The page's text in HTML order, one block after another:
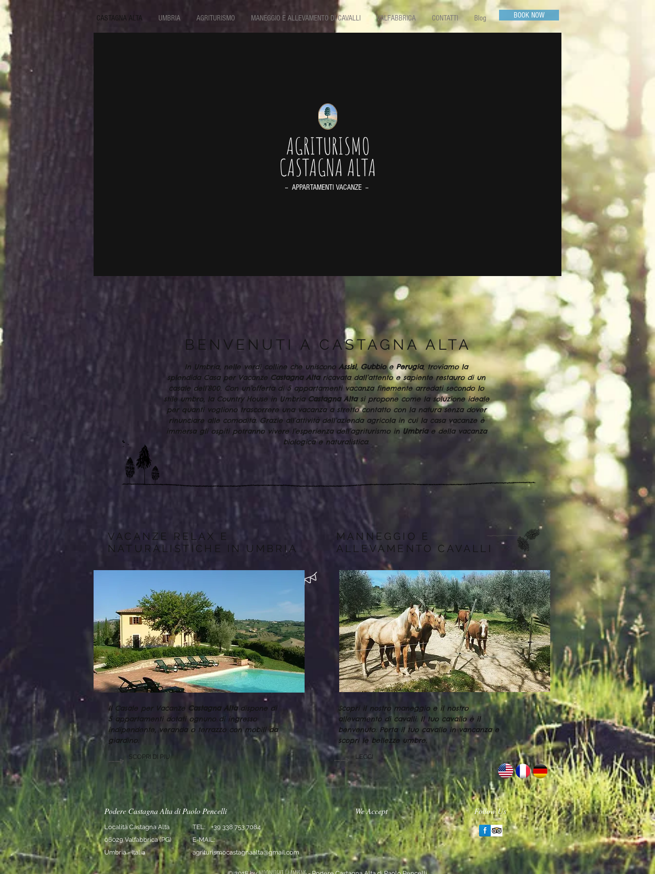
CASTAGNA ALTA UMBRIA AGRITURISMO MANEGGIO E ALLEVAMENTO DI CAVALLI VALFABBRICA CONTATTI Blog BOOK NOW
AGRITURISMO
CASTAGNA ALTA
-- APPARTAMENTI VACANZE --
BENVENUTI A CASTAGNA ALTA
In Umbria, nelle verdi colline che uniscono Assisi, Gubbioe Perugia, troviamo la
splendida Casa per Vacanze Castagna Altaricavata dall’attento e sapiente restauro di un
casale dell’800. Con un’offerta di 5 appartamenti vacanza finemente arredati secondo lo
stile umbro, la Country House in Umbria Castagna Altasi propone come la soluzione ideale
per quanti vogliono trascorrere una vacanza a stretto contatto con la natura senza dover
rinunciare alle comodità. Grazie all’attività dell’azienda agricola in cui la casa vacanze è
immersa gli ospiti potranno vivere l’esperienza dell’agriturismo in Umbriae della vacanza
biologica e naturalistica.
VACANZE RELAX E
NATURALISTICHE IN UMBRIA
MANNEGGIO E
ALLEVAMENTO CAVALLI
Il Casale per Vacanze Castagna Altadispone di
5 appartamenti dotati ognuno di ingresso
indipendente, veranda o terrazzo con mobili da
giardino.
SCOPRI DI PIU
Scopri il nostro maneggio e il nostro
allevamento di cavalli. Il tuo cavallo è il
benvenuto. Porta il tuo cavallo in vancanza e
scopri le bellezze umbre.
LEGGI
Podere Castagna Alta di Paolo Pencelli
Località Castagna Alta
06029 Valfabbrica (PG)
Umbria - Italia
TEL: +39 338 753 7084
E-MAIL:
agriturismocastagnaalta@gmail.com
We Accept Follow Us